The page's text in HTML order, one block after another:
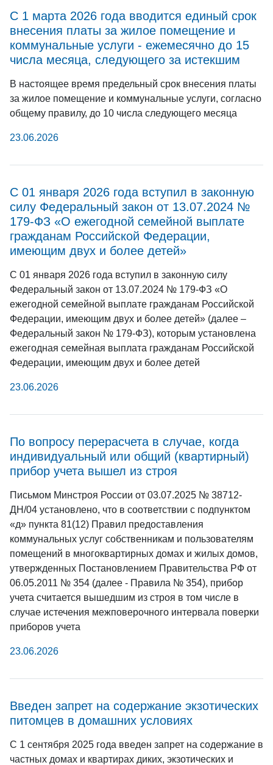
С 1 марта 2026 года вводится единый срок
внесения платы за жилое помещение и
коммунальные услуги - ежемесячно до 15
числа месяца, следующего за истекшим
В настоящее время предельный срок внесения платы
за жилое помещение и коммунальные услуги, согласно
общему правилу, до 10 числа следующего месяца
23.06.2026
С 01 января 2026 года вступил в законную
силу Федеральный закон от 13.07.2024 №
179-ФЗ «О ежегодной семейной выплате
гражданам Российской Федерации,
имеющим двух и более детей»
С 01 января 2026 года вступил в законную силу
Федеральный закон от 13.07.2024 № 179-ФЗ «О
ежегодной семейной выплате гражданам Российской
Федерации, имеющим двух и более детей» (далее –
Федеральный закон № 179-ФЗ), которым установлена
ежегодная семейная выплата гражданам Российской
Федерации, имеющим двух и более детей
23.06.2026
По вопросу перерасчета в случае, когда
индивидуальный или общий (квартирный)
прибор учета вышел из строя
Письмом Минстроя России от 03.07.2025 № 38712-
ДН/04 установлено, что в соответствии с подпунктом
«д» пункта 81(12) Правил предоставления
коммунальных услуг собственникам и пользователям
помещений в многоквартирных домах и жилых домов,
утвержденных Постановлением Правительства РФ от
06.05.2011 № 354 (далее - Правила № 354), прибор
учета считается вышедшим из строя в том числе в
случае истечения межповерочного интервала поверки
приборов учета
23.06.2026
Введен запрет на содержание экзотических
питомцев в домашних условиях
С 1 сентября 2025 года введен запрет на содержание в
частных домах и квартирах диких, экзотических и